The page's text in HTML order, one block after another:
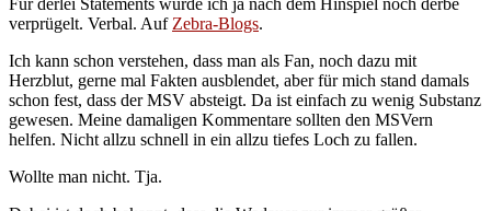
verprügelt. Verbal. Auf Zebra-Blogs.
Ich kann schon verstehen, dass man als Fan, noch dazu mit
Herzblut, gerne mal Fakten ausblendet, aber für mich stand damals
schon fest, dass der MSV absteigt. Da ist einfach zu wenig Substanz
gewesen. Meine damaligen Kommentare sollten den MSVern
helfen. Nicht allzu schnell in ein allzu tiefes Loch zu fallen.
Wollte man nicht. Tja.